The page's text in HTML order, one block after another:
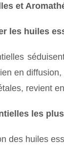
et
les huiles
en
revient
les
des huiles